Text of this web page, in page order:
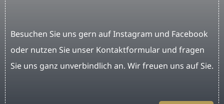
Besuchen Sie uns gern auf Instagram und Facebook
oder nutzen Sie unser Kontaktformular und fragen
Sie uns ganz unverbindlich an. Wir freuen uns auf Sie.